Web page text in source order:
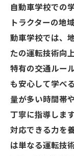
自動車学校での
トラクターの地
動車学校では、
たの運転技術向
特有の交通ルー
も安心して学べ
量が多い時間帯
丁寧に指導しま
対応できる力を
は単なる運転技